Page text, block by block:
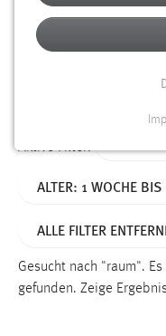
Alter
Aktive Filter:
ALTER: 1 WOCHE
ALLE FILTER
Gesucht nach "raum".
gefunden. Zeige
Funktionen und
Name: